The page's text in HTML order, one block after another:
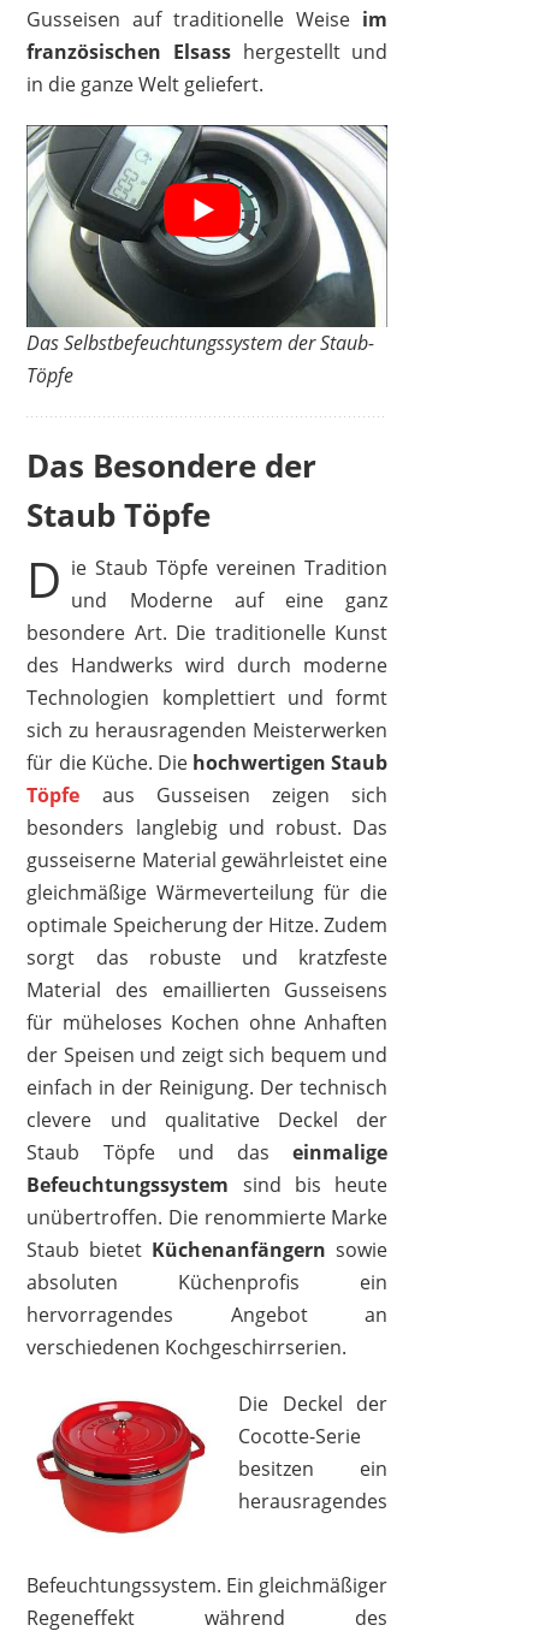
STAUB
STAUB
156,73 €*
409,00 € 195,99 €*
STAUB
Gusseisen auf traditionelle Weise im
französischen Elsass hergestellt und
in die ganze Welt geliefert.
Das Selbstbefeuchtungssystem der Staub-
Töpfe
Das Besondere der
Staub Töpfe
D ie Staub Töpfe vereinen Tradition
und Moderne auf eine ganz
besondere Art. Die traditionelle Kunst
des Handwerks wird durch moderne
Technologien komplettiert und formt
sich zu herausragenden Meisterwerken
für die Küche. Die hochwertigen Staub
Töpfe aus Gusseisen zeigen sich
besonders langlebig und robust. Das
gusseiserne Material gewährleistet eine
gleichmäßige Wärmeverteilung für die
optimale Speicherung der Hitze. Zudem
sorgt das robuste und kratzfeste
Material des emaillierten Gusseisens
für müheloses Kochen ohne Anhaften
der Speisen und zeigt sich bequem und
einfach in der Reinigung. Der technisch
clevere und qualitative Deckel der
Staub Töpfe und daseinmalige
Befeuchtungssystem sind bis heute
unübertroffen. Die renommierte Marke
Staub bietet Küchenanfängern sowie
absoluten Küchenprofis ein
hervorragendes Angebot an
verschiedenen Kochgeschirrserien.
Die Deckel der
Cocotte-Serie
besitzen ein
herausragendes
Befeuchtungssystem. Ein gleichmäßiger
Regeneffekt während des